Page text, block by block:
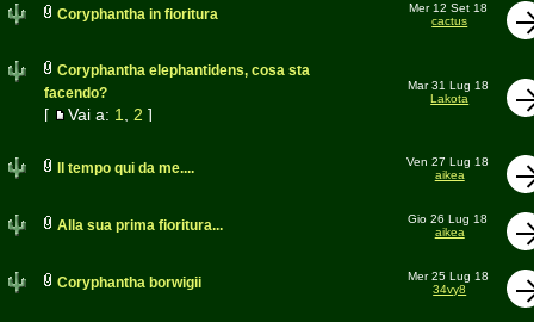
Coryphantha in fioritura
Mer 12 Set 18
cactus
Coryphantha elephantidens, cosa sta
facendo?
[ Vai a: 1 2 ]
Mar 31 Lug 18
Lakota
Il tempo qui da me....
Ven 27 Lug 18
aikea
Alla sua prima fioritura...
Gio 26 Lug 18
aikea
Coryphantha borwigii
Mer 25 Lug 18
34vy8